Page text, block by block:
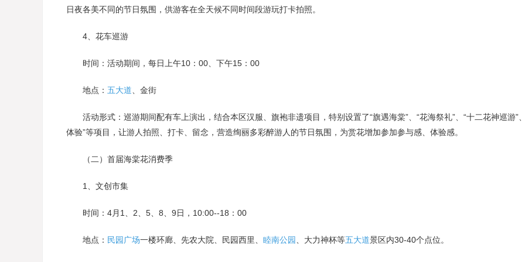
日夜各美不同的节日氛围，供游客在全天候不同时间段游玩打卡拍照。
4、花车巡游
时间：活动期间，每日上午10：00、下午15：00
地点： 五大道 、金街
活动形式：巡游期间配有车上演出，结合本区汉服、旗袍非遗项目，特别设置了“旗遇海棠”、“花海祭礼”、“十二花神巡游”
体验”等项目，让游人拍照、打卡、留念，营造绚丽多彩醉游人的节日氛围，为赏花增加参加参与感、体验感。
（二）首届海棠花消费季
1、文创市集
时间：4月1、2、5、8、9日，10:00--18：00
地点： 民园广场一楼环廊、先农大院、民园西里、 睦南公园 、大力神杯等五大道景区内30-40个点位。